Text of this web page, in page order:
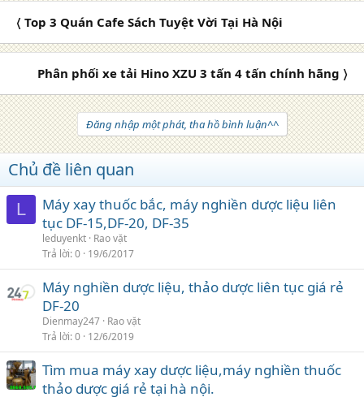
〈 Top 3 Quán Cafe Sách Tuyệt Vời Tại Hà Nội
Phân phối xe tải Hino XZU 3 tấn 4 tấn chính hãng 〉
Đăng nhập một phát, tha hồ bình luận^^
Chủ đề liên quan
L
Máy xay thuốc bắc, máy nghiền dược liệu liên
tục DF-15,DF-20, DF-35
leduyenkt Rao vặt
Trả lời 0 19/6/2017
Máy nghiền dược liệu, thảo dược liên tục giá rẻ
DF-20
Dienmay247 Rao vặt
Trả lời 0 12/6/2019
Tìm mua máy xay dược liệu,máy nghiền thuốc
thảo dược giá rẻ tại hà nội.